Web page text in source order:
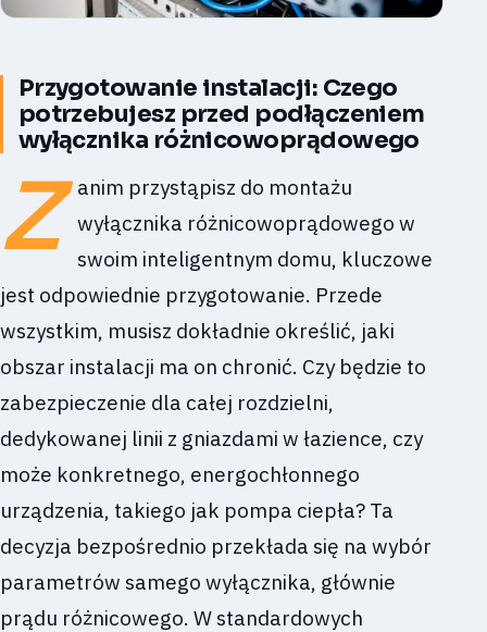
Przygotowanie instalacji: Czego
potrzebujesz przed podłączeniem
wyłącznika różnicowoprądowego
Z
anim przystąpisz do montażu
wyłącznika różnicowoprądowego w
swoim inteligentnym domu, kluczowe
jest odpowiednie przygotowanie. Przede
wszystkim, musisz dokładnie określić, jaki
obszar instalacji ma on chronić. Czy będzie to
zabezpieczenie dla całej rozdzielni,
dedykowanej linii z gniazdami w łazience, czy
może konkretnego, energochłonnego
urządzenia, takiego jak pompa ciepła? Ta
decyzja bezpośrednio przekłada się na wybór
parametrów samego wyłącznika, głównie
prądu różnicowego. W standardowych